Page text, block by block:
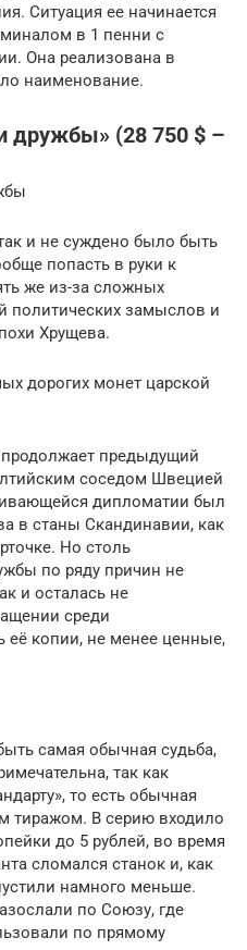
Ситуация ее начинается
в 1 пенни с
Она реализована в
наименование.
дружбы» (28 750 $ –
и не суждено было быть
попасть в руки к
же из-за сложных
политических замыслов и
Хрущева.
дорогих монет царской
продолжает предыдущий
соседом Швецией
дипломатии был
в станы Скандинавии, как
Но столь
по ряду причин не
и осталась не
среди
её копии, не менее ценные,
самая обычная судьба,
так как
то есть обычная
тиражом. В серию входило
до 5 рублей, во время
сломался станок и, как
намного меньше.
по Союзу, где
по прямому